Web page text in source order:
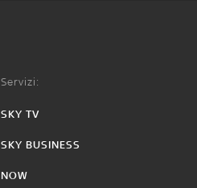
Servizi:
SKY TV
SKY BUSINESS
NOW